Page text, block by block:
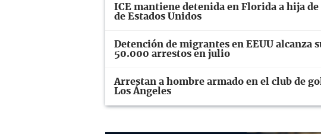
ICE mantiene detenida en Florida a hija
de Estados Unidos
Detención de migrantes en EEUU alcanza
50.000 arrestos en julio
Arrestan a hombre armado en el club de
Los Ángeles